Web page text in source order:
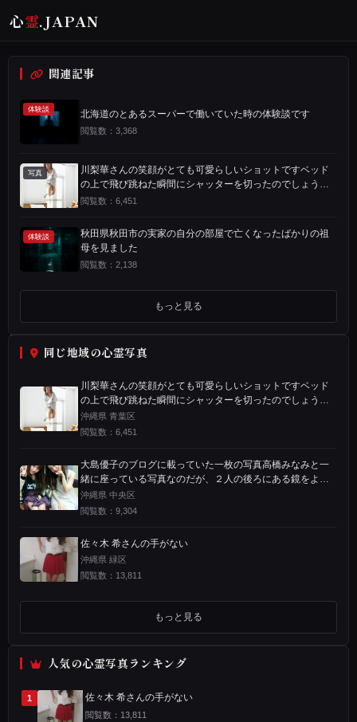
心霊.JAPAN
霊
真
投稿
No.11
プ
拡
大
て
る
写
次
真
通
報
梨
さ
ん
の
顔
が
と
て
も
可
愛
ら
し
い
シ
ョ
関連記事
体験談 北海道のとあるスーパーで働いていた時の体験談です
閲覧数：3,368
写真
川梨華さんの笑顔がとても可愛らしいショットですベッド
の上で飛び跳ねた瞬間にシャッターを切ったのでしょうし
かしよく見てみると右足が透けてしまっている事に気付い
閲覧数：6,451
体験談
秋田県秋田市の実家の自分の部屋で亡くなったばかりの祖
母を見ました
閲覧数：2,138
もっと見る
同じ地域の心霊写真
川梨華さんの笑顔がとても可愛らしいショットですベッド
の上で飛び跳ねた瞬間にシャッターを切ったのでしょうし
かしよく見てみると右足が透けてしまっている事に気付い
たでしょうか
沖縄県 青葉区
閲覧数：6,451
大島優子のブログに載っていた一枚の写真高橋みなみと一
緒に座っている写真なのだが、２人の後ろにある鏡をよ～
く見てほしい大島優子の右手は後ろで椅子についているよ
うに見えるでしょう
沖縄県 中央区
閲覧数：9,304
佐々木 希さんの手がない
沖縄県 緑区
閲覧数：13,811
もっと見る
人気の心霊写真ランキング
1 佐々木 希さんの手がない
閲覧数：13,811